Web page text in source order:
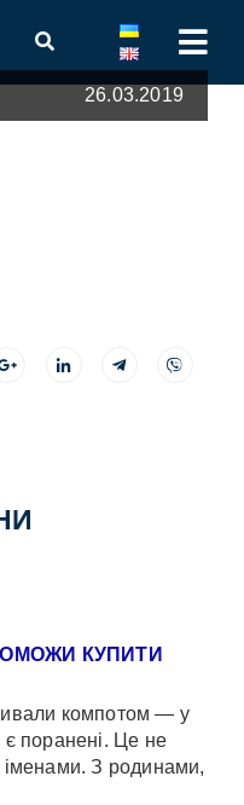
26.03.2019
КУПИТИ
компотом — у
є поранені. Це не
З родинами,